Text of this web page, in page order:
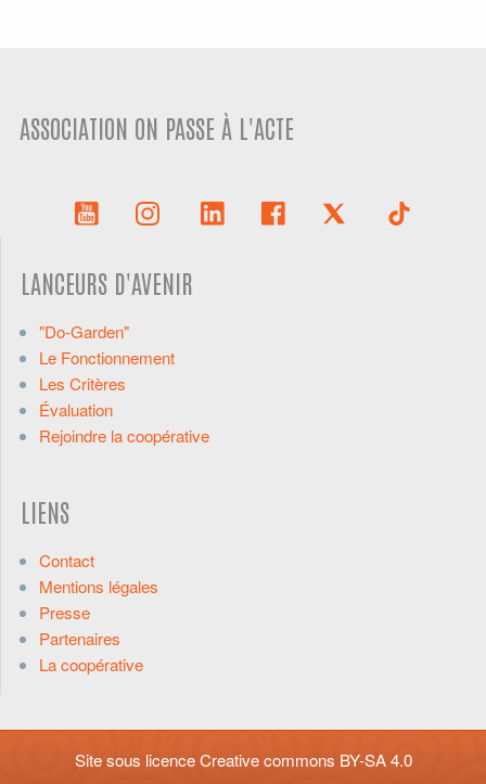
ASSOCIATION ON PASSE À L'ACTE
LANCEURS D'AVENIR
"Do-Garden"
Le Fonctionnement
Les Critères
Évaluation
Rejoindre la coopérative
LIENS
Contact
Mentions légales
Presse
Partenaires
La coopérative
Site sous licenceCreative commons BY-SA 4.0